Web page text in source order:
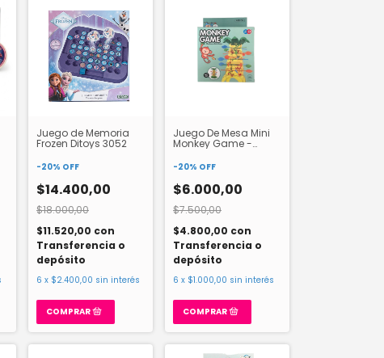
Juego de Memoria
Frozen Ditoys 3052
-20% OFF
$14.400,00
$18.000,00
$11.520,00 con
Transferencia o
depósito
6 x $2.400,00 sin interés
Juego De Mesa Mini
Monkey Game -
-20% OFF
$6.000,00
$7.500,00
$4.800,00 con
Transferencia o
depósito
6 x $1.000,00 sin interés